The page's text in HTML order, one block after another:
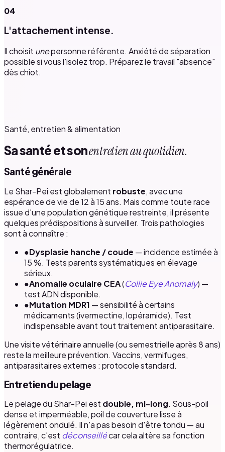
04
L'attachement intense.
Il choisit unepersonne référente. Anxiété de séparation
possible si vous l'isolez trop. Préparez le travail "absence"
dès chiot.
Santé, entretien & alimentation
Sa santé et sonentretien au quotidien.
Santé générale
Le Shar-Pei est globalement robuste, avec une
espérance de vie de 12 à 15 ans. Mais comme toute race
issue d'une population génétique restreinte, il présente
quelques prédispositions à surveiller. Trois pathologies
sont à connaître :
●Dysplasie hanche / coude — incidence estimée à
15 %. Tests parents systématiques en élevage
sérieux.
●Anomalie oculaire CEA(Collie Eye Anomaly) —
test ADN disponible.
●Mutation MDR1 — sensibilité à certains
médicaments (ivermectine, lopéramide). Test
indispensable avant tout traitement antiparasitaire.
Une visite vétérinaire annuelle (ou semestrielle après 8 ans)
reste la meilleure prévention. Vaccins, vermifuges,
antiparasitaires externes : protocole standard.
Entretien du pelage
Le pelage du Shar-Pei est double, mi-long. Sous-poil
dense et imperméable, poil de couverture lisse à
légèrement ondulé. Il n'a pas besoin d'être tondu — au
contraire, c'est déconseillécar cela altère sa fonction
thermorégulatrice.